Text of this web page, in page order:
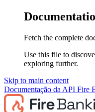
Fetch the complete
Use this file to
exploring further.
Skip to main content
Documentação da API Fire